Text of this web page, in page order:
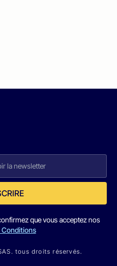
que vous acceptez nos
tous droits réservés.